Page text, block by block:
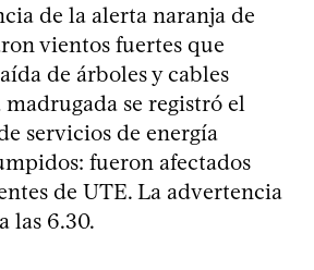
de la alerta naranja de
vientos fuertes que
de árboles y cables
se registró el
servicios de energía
fueron afectados
de UTE. La advertencia
las 6.30.